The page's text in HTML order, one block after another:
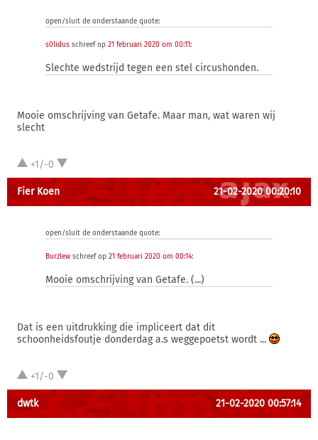
open/sluit de onderstaande quote:
s0lidus schreef op 21 februari 2020 om 00:11:
Slechte wedstrijd tegen een stel circushonden.
Mooie omschrijving van Getafe. Maar man, wat waren wij
slecht
+1/-0
Fier Koen 21-02-2020 00:20:10
open/sluit de onderstaande quote:
Burzlew schreef op 21 februari 2020 om 00:14:
Mooie omschrijving van Getafe. (...)
Dat is een uitdrukking die impliceert dat dit
schoonheidsfoutje donderdag a.s weggepoetst wordt ...
+1/-0
dwtk 21-02-2020 00:57:14